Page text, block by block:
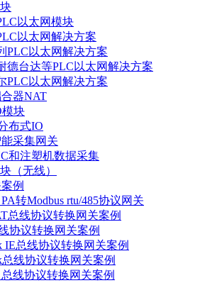
以太网模块
以太网解决方案
PLC以太网解决方案
德台达等PLC以太网解决方案
PLC以太网解决方案
器NAT
块
布式IO
采集网关
和注塑机数据采集
（无线）
例
转Modbus rtu/485协议网关
总线协议转换网关案例
协议转换网关案例
IE总线协议转换网关案例
线协议转换网关案例
总线协议转换网关案例